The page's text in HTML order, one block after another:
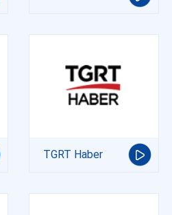
TGRT Haber